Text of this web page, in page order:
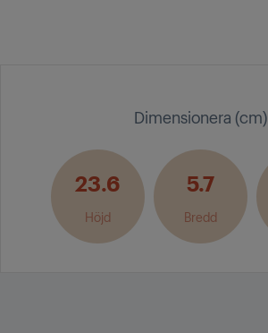
Dimensionera (cm)
23.6
Höjd
5.7
Bredd